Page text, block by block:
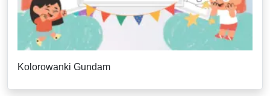
Kolorowanki Gundam